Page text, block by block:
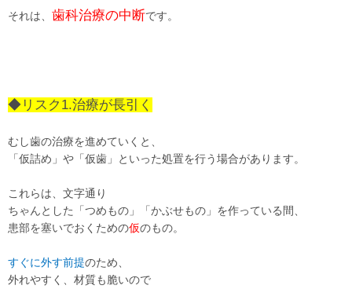
それは、 歯科治療の中断です。
◆リスク1.治療が長引く
むし歯の治療を進めていくと、
「仮詰め」や「仮歯」といった処置を行う場合があります。
これらは、文字通り
ちゃんとした「つめもの」「かぶせもの」を作っている間、
患部を塞いでおくための仮のもの。
すぐに外す前提のため、
外れやすく、材質も脆いので